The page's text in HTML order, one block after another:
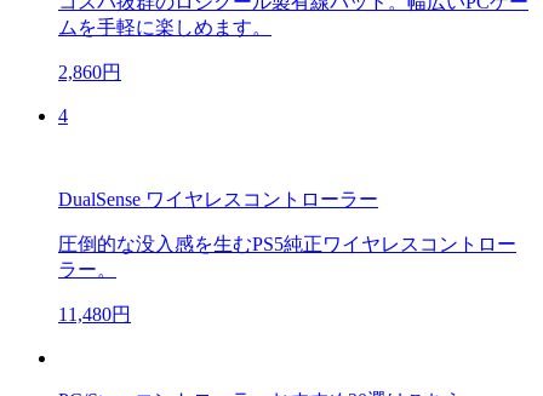
ムを手軽に楽しめます。
2,860円
4
DualSense ワイヤレスコントローラー
圧倒的な没入感を生むPS5純正ワイヤレスコントロー
ラー。
11,480円